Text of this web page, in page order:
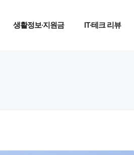
생활정보·지원금 IT·테크 리뷰